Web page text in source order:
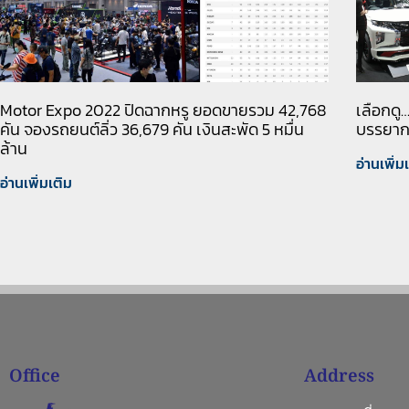
Motor Expo 2022 ปิดฉากหรู ยอดขายรวม 42,768
คัน จองรถยนต์ลิ่ว 36,679 คัน เงินสะพัด 5 หมื่น
ล้าน
อ่านเพิ่มเติม
เลือกดู
บรรยา
อ่านเพิ่ม
Office Address